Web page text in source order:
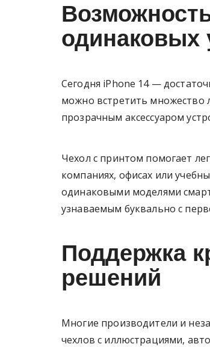
одинаковых
Сегодня iPhone 14 —
можно встретить множество
прозрачным аксессуаром
Чехол с принтом помогает
компаниях, офисах или
одинаковыми моделями
узнаваемым буквально с
Поддержка
решений
Многие производители и
чехлов с иллюстрациями,